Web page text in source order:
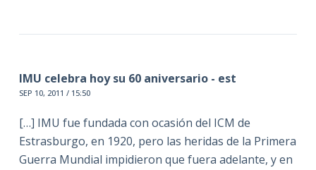
IMU celebra hoy su 60 aniversario - est
SEP 10, 2011 / 15:50
[…] IMU fue fundada con ocasión del ICM de
Estrasburgo, en 1920, pero las heridas de la Primera
Guerra Mundial impidieron que fuera adelante, y en